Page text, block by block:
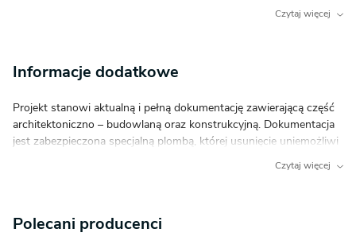
która doskonale wpisuje się w nowoczesne trendy
mieszkalnego.
Co wyróżnia ten garaż?
Obszerne pomieszczenie gospodarcze
o powierzchni 12,76 m² z osobnym wejściem.
Dodatkowe drzwi wewnętrzne prowadzące
Wydłużona konstrukcja o szerokości 6,36 m,
idealna na wąskie działki.
Czytaj więcej
Informacje dodatkowe
Projekt stanowi aktualną i pełną dokumentację zawierającą część
architektoniczno – budowlaną oraz konstrukcyjną. Dokumentacja
jest zabezpieczona specjalną plombą, której usunięcie uniemożliwi
Czytaj więcej
Polecani producenci